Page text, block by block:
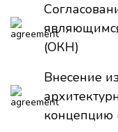
(ОКН)
Внесение
концепцию